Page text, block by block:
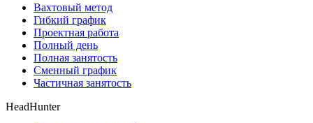
Вахтовый метод
Гибкий график
Проектная работа
Полный день
Полная занятость
Сменный график
Частичная занятость
HeadHunter